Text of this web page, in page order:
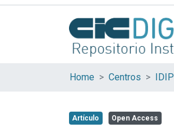
Home Centros IDIP
Artículo Open Access